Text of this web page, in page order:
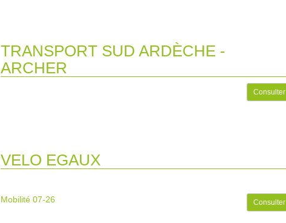
TRANSPORT SUD ARDÈCHE -
ARCHER
Consulter
VELO EGAUX
Mobilité 07-26 Consulter